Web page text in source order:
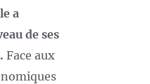
a
de ses
Face aux